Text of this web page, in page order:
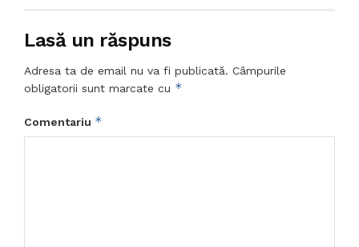
Lasă un răspuns
Adresa ta de email nu va fi publicată. Câmpurile
obligatorii sunt marcate cu *
Comentariu *